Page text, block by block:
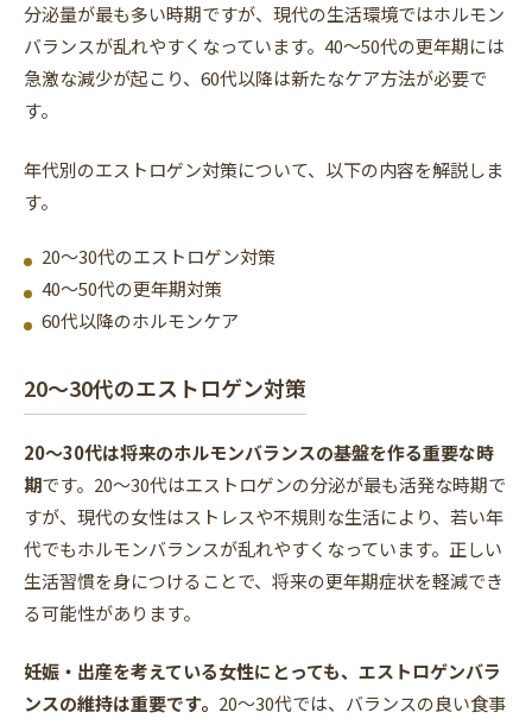
分泌量が最も多い時期ですが、現代の生活環境ではホルモン
バランスが乱れやすくなっています。40〜50代の更年期には
急激な減少が起こり、60代以降は新たなケア方法が必要で
す。
年代別のエストロゲン対策について、以下の内容を解説しま
す。
20〜30代のエストロゲン対策
40〜50代の更年期対策
60代以降のホルモンケア
20〜30代のエストロゲン対策
20〜30代は将来のホルモンバランスの基盤を作る重要な時
期です。20〜30代はエストロゲンの分泌が最も活発な時期で
すが、現代の女性はストレスや不規則な生活により、若い年
代でもホルモンバランスが乱れやすくなっています。正しい
生活習慣を身につけることで、将来の更年期症状を軽減でき
る可能性があります。
妊娠・出産を考えている女性にとっても、エストロゲンバラ
ンスの維持は重要です。 20〜30代では、バランスの良い食事